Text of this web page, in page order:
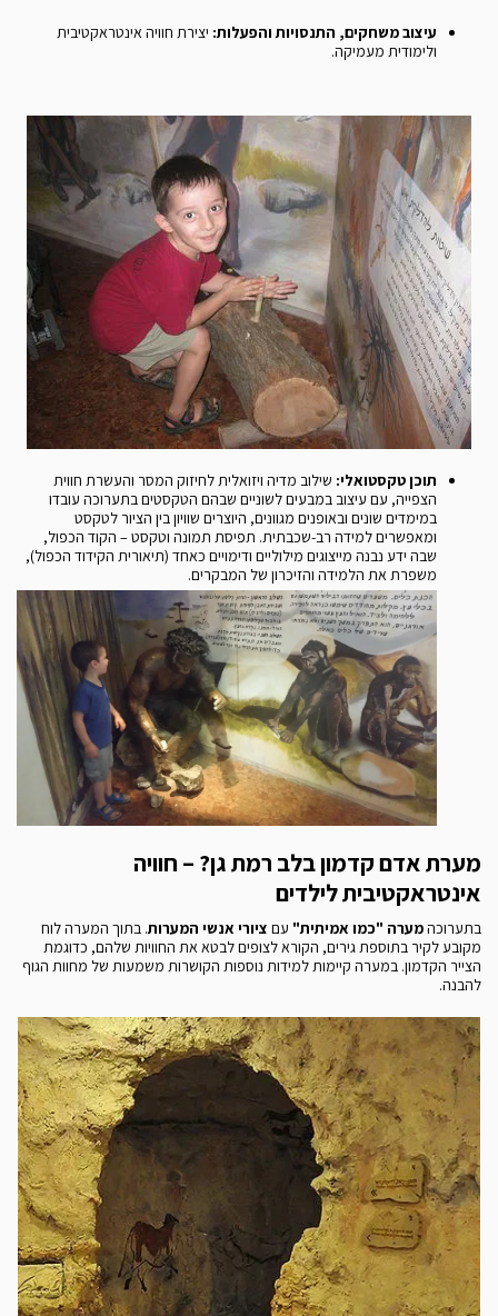
עיצוב משחקים, התנסויות והפעלות: יצירת חוויה אינטראקטיבית
ולימודית מעמיקה.
תוכן טקסטואלי: שילוב מדיה ויזואלית לחיזוק המסר והעשרת חווית
הצפייה, עם עיצוב במבעים לשוניים שבהם הטקסטים בתערוכה עובדו
במימדים שונים ובאופנים מגוונים, היוצרים שוויון בין הציור לטקסט
ומאפשרים למידה רב-שכבתית. תפיסת תמונה וטקסט – הקוד הכפול,
שבה ידע נבנה מייצוגים מילוליים ודימויים כאחד (תיאורית הקידוד הכפול),
משפרת את הלמידה והזיכרון של המבקרים.
מערת אדם קדמון בלב רמת גן? – חוויה
אינטראקטיבית לילדים
בתערוכהמערה "כמו אמיתית" עם ציורי אנשי המערות. בתוך המערה לוח
מקובע לקיר בתוספת גירים, הקורא לצופים לבטא את החוויות שלהם, כדוגמת
הצייר הקדמון. במערה קיימות למידות נוספות הקושרות משמעות של מחוות הגוף
להבנה.